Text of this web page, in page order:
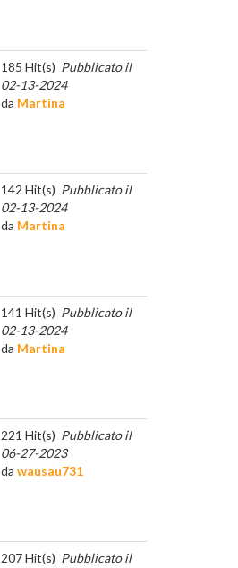
185 Hit(s) Pubblicato il
02-13-2024
da Martina
142 Hit(s) Pubblicato il
02-13-2024
da Martina
141 Hit(s) Pubblicato il
02-13-2024
da Martina
221 Hit(s) Pubblicato il
06-27-2023
da wausau731
207 Hit(s) Pubblicato il